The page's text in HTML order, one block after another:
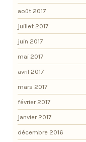
août 2017
juillet 2017
juin 2017
mai 2017
avril 2017
mars 2017
février 2017
janvier 2017
décembre 2016